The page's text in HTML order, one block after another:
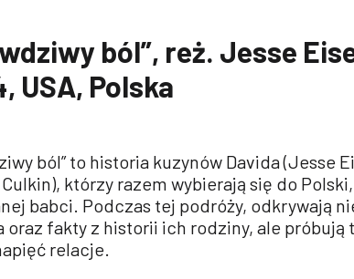
ból”, reż. Jesse
USA, Polska
ból” to historia kuzynów Davida (Jesse
którzy razem wybierają się do
babci. Podczas tej podróży, odkrywają
oraz fakty z historii ich rodziny, ale próbują
relacje.